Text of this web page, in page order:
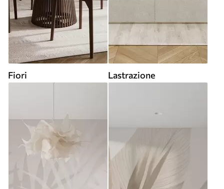
Fiori Lastrazione